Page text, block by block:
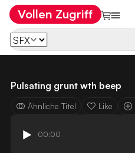
Vollen Zugriff
Pulsating grunt wth beep
Ähnliche Titel Like
00:00